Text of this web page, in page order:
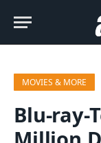
MOVIES & MORE
Blu-ray-